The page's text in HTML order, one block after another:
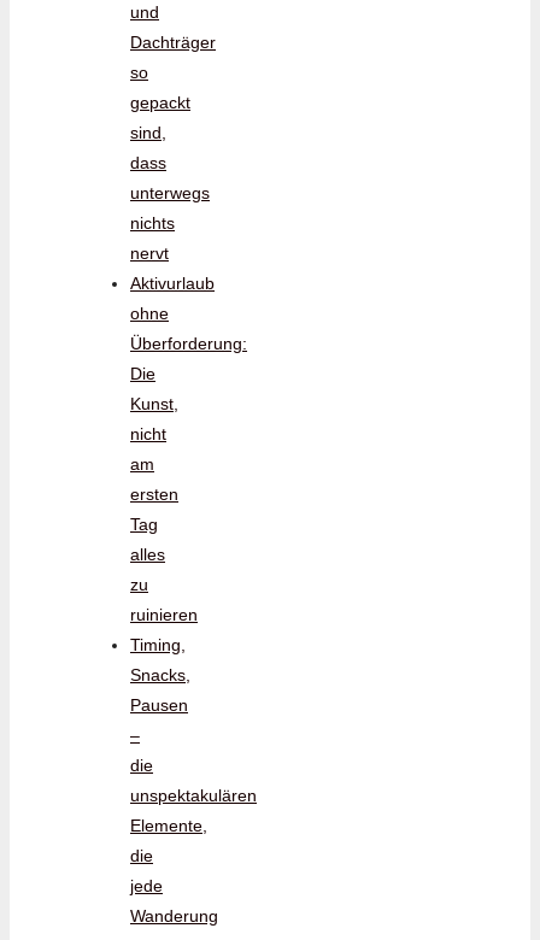
und
Dachträger
so
gepackt
sind,
dass
unterwegs
nichts
nervt
Aktivurlaub
ohne
Überforderung:
Die
Kunst,
nicht
am
ersten
Tag
alles
zu
ruinieren
Timing,
Snacks,
Pausen
–
die
unspektakulären
Elemente,
die
jede
Wanderung